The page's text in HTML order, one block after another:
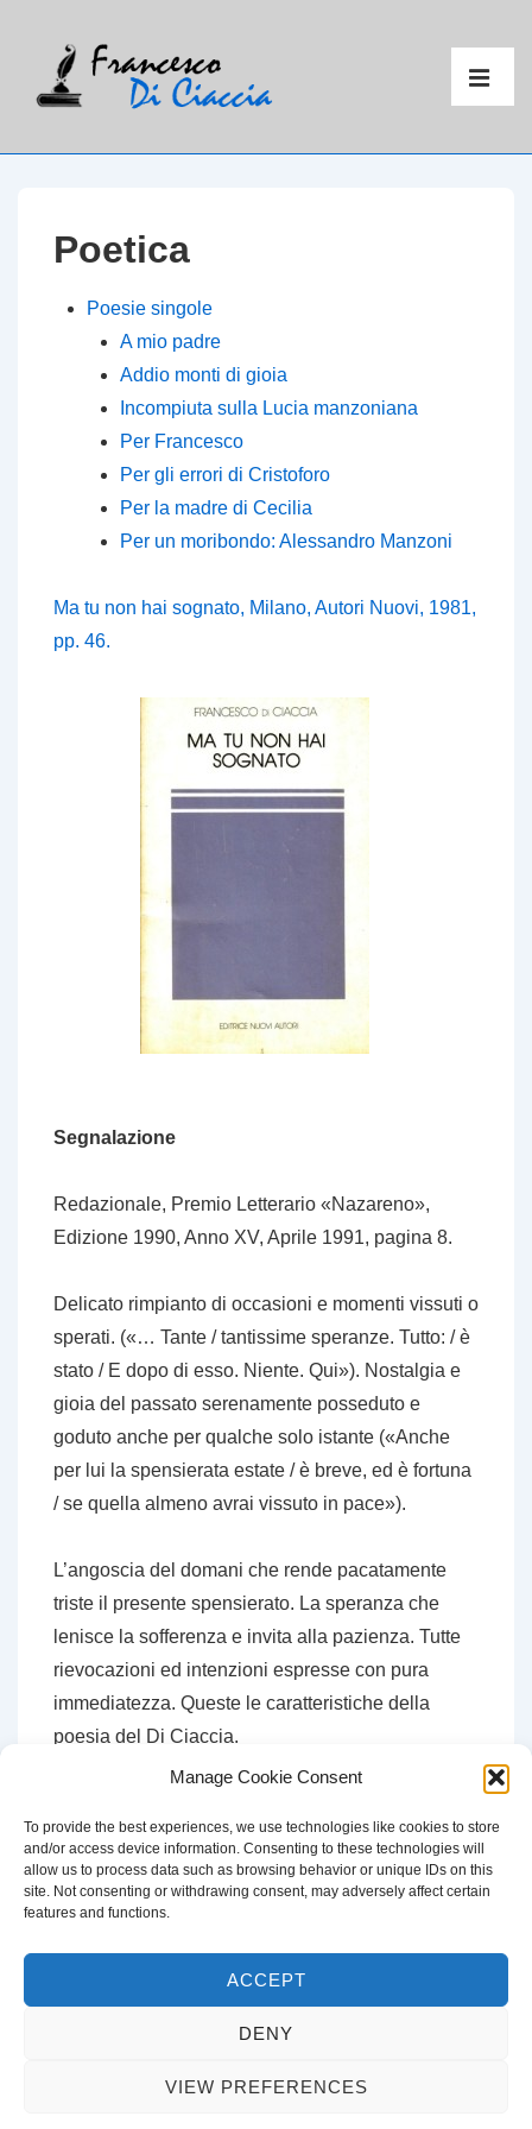
Manage Cookie Consent
To provide the best experiences, we use technologies like cookies to store
and/or access device information. Consenting to these technologies will
allow us to process data such as browsing behavior or unique IDs on this
site. Not consenting or withdrawing consent, may adversely affect certain
features and functions.
ACCEPT
DENY
VIEW PREFERENCES
Poetica
Poesie singole
A mio padre
Addio monti di gioia
Incompiuta sulla Lucia manzoniana
Per Francesco
Per gli errori di Cristoforo
Per la madre di Cecilia
Per un moribondo: Alessandro Manzoni
Ma tu non hai sognato, Milano, Autori Nuovi, 1981,
pp. 46.
Segnalazione
Redazionale, Premio Letterario «Nazareno»,
Edizione 1990, Anno XV, Aprile 1991, pagina 8.
Delicato rimpianto di occasioni e momenti vissuti o
sperati. («… Tante / tantissime speranze. Tutto: / è
stato / E dopo di esso. Niente. Qui»). Nostalgia e
gioia del passato serenamente posseduto e
goduto anche per qualche solo istante («Anche
per lui la spensierata estate / è breve, ed è fortuna
/ se quella almeno avrai vissuto in pace»).
L’angoscia del domani che rende pacatamente
triste il presente spensierato. La speranza che
lenisce la sofferenza e invita alla pazienza. Tutte
rievocazioni ed intenzioni espresse con pura
immediatezza. Queste le caratteristiche della
poesia del Di Ciaccia.
CERCA
Cerca:
Copyright © 2026Francesco Di Ciaccia | Sviluppato da